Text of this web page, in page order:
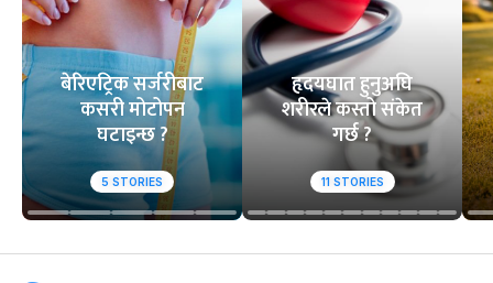
बेरिएट्रिक सर्जरीबाट
कसरी मोटोपन
घटाइन्छ ?
5 STORIES
हृदयघात हुनुअघि
शरीरले कस्तो संकेत
गर्छ ?
11 STORIES